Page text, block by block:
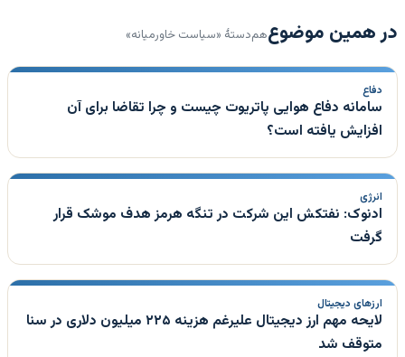
در همین موضوعهم‌دستهٔ «سیاست خاورمیانه»
دفاع
سامانه دفاع هوایی پاتریوت چیست و چرا تقاضا برای آن
افزایش یافته است؟
انرژی
ادنوک: نفتکش این شرکت در تنگه هرمز هدف موشک قرار
گرفت
ارزهای دیجیتال
لایحه مهم ارز دیجیتال علیرغم هزینه ۲۲۵ میلیون دلاری در سنا
متوقف شد